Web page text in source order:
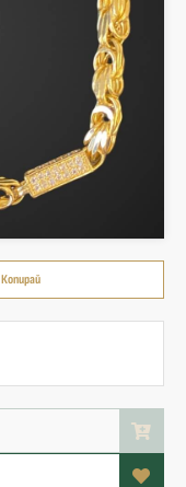
Копирай